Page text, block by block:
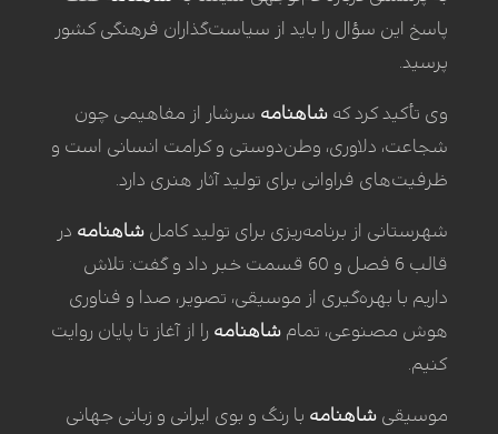
پاسخ این سؤال را باید از سیاست‌گذاران فرهنگی کشور
پرسید.
وی تأکید کرد که شاهنامه سرشار از مفاهیمی چون
شجاعت، دلاوری، وطن‌دوستی و کرامت انسانی است و
ظرفیت‌های فراوانی برای تولید آثار هنری دارد.
شهرستانی از برنامه‌ریزی برای تولید کامل شاهنامه در
قالب 6 فصل و 60 قسمت خبر داد و گفت: تلاش
داریم با بهره‌گیری از موسیقی، تصویر، صدا و فناوری
هوش مصنوعی، تمام شاهنامه را از آغاز تا پایان روایت
کنیم.
موسیقی شاهنامه با رنگ و بوی ایرانی و زبانی جهانی